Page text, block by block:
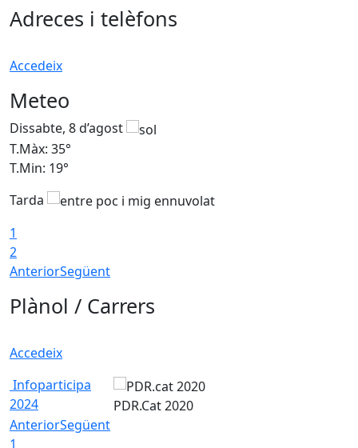
Adreces i telèfons
Accedeix
Meteo
Dissabte, 8 d’agost
T.Màx: 35°
T.Min: 19°
Tarda
1
2
AnteriorSegüent
Plànol / Carrers
Accedeix
Infoparticipa
2024
PDR.Cat 2020
AnteriorSegüent
1